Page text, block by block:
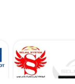
مانیتور اندروید 7 اینچ یونیورسال برند ویستا مدل TSX 2032